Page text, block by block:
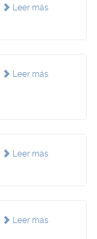
Leer más
Leer más
Leer más
Leer más